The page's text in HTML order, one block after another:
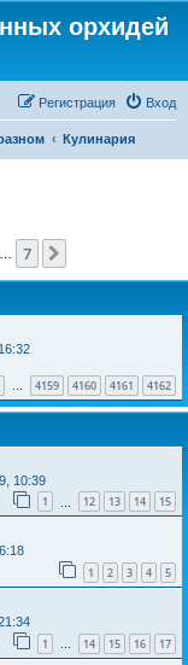
орхидей
Вход
Регистрация
Кулинария
7
… 4159 4160 4161 4162
10:39
1 12 13 14 15
1 2 3 4 5
1 … 14 15 16 17